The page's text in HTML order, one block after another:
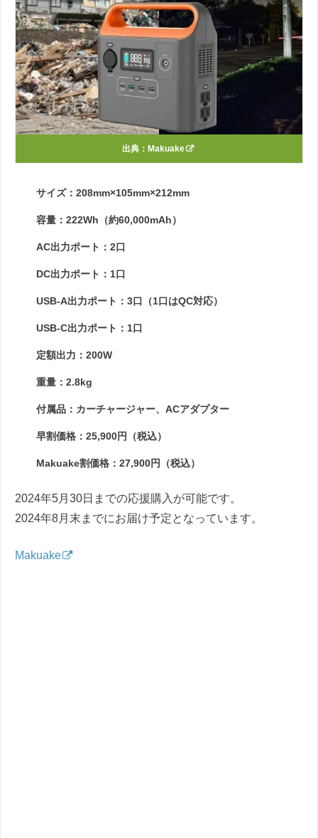
出典： Makuake
サイズ：208mm×105mm×212mm
容量：222Wh（約60,000mAh）
AC出力ポート：2口
DC出力ポート：1口
USB-A出力ポート：3口（1口はQC対応）
USB-C出力ポート：1口
定額出力：200W
重量：2.8kg
付属品：カーチャージャー、ACアダプター
早割価格：25,900円（税込）
Makuake割価格：27,900円（税込）
2024年5月30日までの応援購入が可能です。
2024年8月末までにお届け予定となっています。
Makuake